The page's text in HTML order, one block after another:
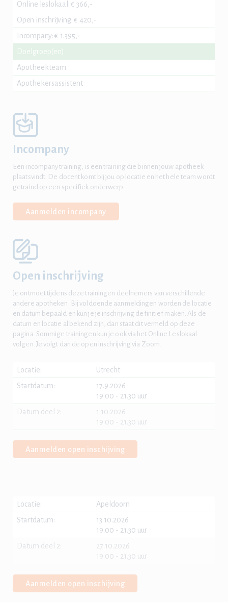
Online leslokaal :€ 366,-
Open inschrijving:€ 420,-
Incompany: € 1.395,-
Doelgroep(en)
Apotheekteam
Apothekersassistent
Incompany
Een incompany training, is een training die binnen jouw apotheek
plaatsvindt. De docent komt bij jou op locatie en het hele team wordt
getraind op een specifiek onderwerp.
Aanmelden incompany
Open inschrijving
Je ontmoet tijdens deze trainingen deelnemers van verschillende
andere apotheken. Bij voldoende aanmeldingen worden de locatie
en datum bepaald en kun je je inschrijving definitief maken. Als de
datum en locatie al bekend zijn, dan staat dit vermeld op deze
pagina. Sommige trainingen kun je ook via het Online Leslokaal
volgen. Je volgt dan de open inschrijving via Zoom.
Locatie:
Utrecht
Startdatum:
17.9.2026
19.00 - 21.30 uur
Datum deel 2:
1.10.2026
19.00 - 21.30 uur
Aanmelden open inschijving
Locatie:
Apeldoorn
Startdatum:
13.10.2026
19.00 - 21.30 uur
Datum deel 2:
27.10.2026
19.00 - 21.30 uur
Aanmelden open inschijving